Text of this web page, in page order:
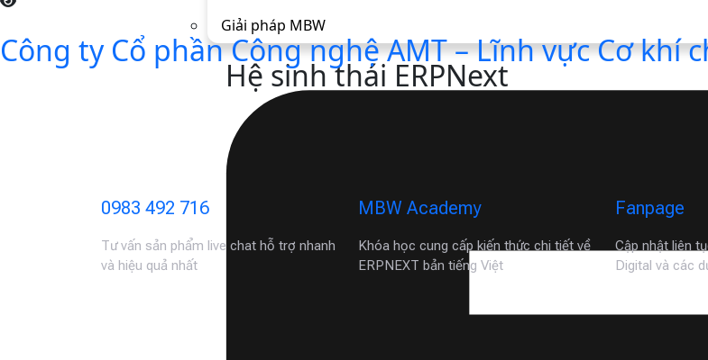
Giải pháp MBW
Hệ sinh thái ERPNext
Công ty Cổ phần Công nghệ AMT – Lĩnh vực Cơ khí
0983 492 716
Tư vấn sản phẩm live chat hỗ trợ nhanh
và hiệu quả nhất
MBW Academy
Khóa học cung cấp kiến thức chi tiết về
ERPNEXT bản tiếng Việt
Fanpage
Cập nhật liên
Digital và các